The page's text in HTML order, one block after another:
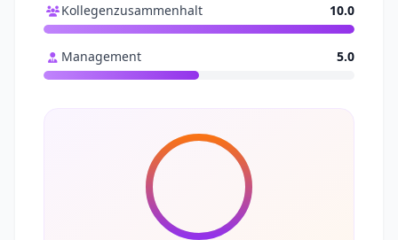
Kollegenzusammenhalt 10.0
Management 5.0